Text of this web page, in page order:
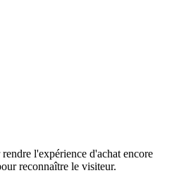
l'expérience d'achat encore
reconnaître le visiteur.